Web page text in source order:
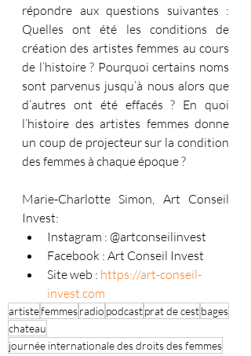
répondre aux questions suivantes :
Quelles ont été les conditions de
création des artistes femmes au cours
de l’histoire ? Pourquoi certains noms
sont parvenus jusqu’à nous alors que
d’autres ont été effacés ? En quoi
l’histoire des artistes femmes donne
un coup de projecteur sur la condition
des femmes à chaque époque ?
Marie-Charlotte Simon, Art Conseil
Invest:
Instagram : @artconseilinvest
Facebook : Art Conseil Invest
Site web : https://art-conseil-
invest.com
artistefemmesradio podcastprat de cestbages
chateau
journée internationale des droits des femmes